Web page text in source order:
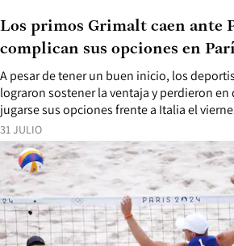
31 JULIO
A pesar de tener un buen inicio, los
lograron sostener la ventaja y perdieron en
jugarse sus opciones frente a Italia el
Los primos Grimalt caen ante
complican sus opciones en